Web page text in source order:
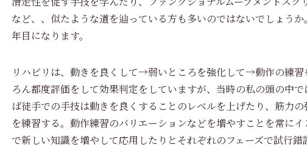
など、、似たような道を辿っている方も多いのではないでしょう
年目になります。
リハビリは、動きを良くして→弱いところを強化して→動作の練
ろん都度評価をして効果判定をしていますが、当時の私の頭の中
ば徒手での手技は動きを良くすることのレベルを上げたり、筋力
を練習する。動作練習のバリエーションなどを増やすことを常に
で新しい知識を増やして応用したりとそれぞれのフェーズで試行錯